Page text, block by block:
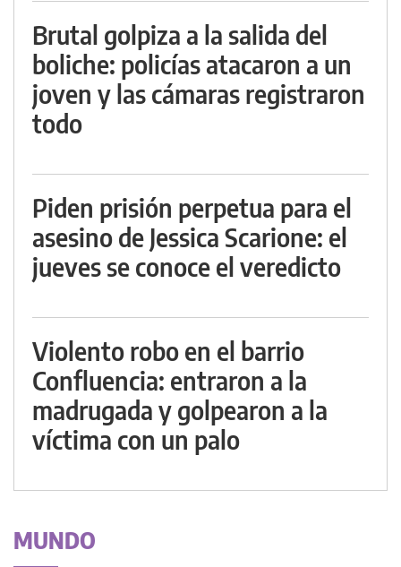
Brutal golpiza a la salida del
boliche: policías atacaron a un
joven y las cámaras registraron
todo
Piden prisión perpetua para el
asesino de Jessica Scarione: el
jueves se conoce el veredicto
Violento robo en el barrio
Confluencia: entraron a la
madrugada y golpearon a la
víctima con un palo
MUNDO